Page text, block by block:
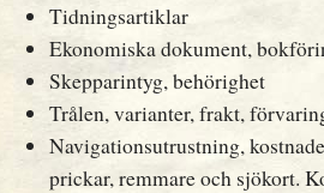
Tidningsartiklar
Ekonomiska dokument,
Skepparintyg, behörighet
Trålen, varianter, frakt,
Navigationsutrustning,
prickar, remmare och sjökort.